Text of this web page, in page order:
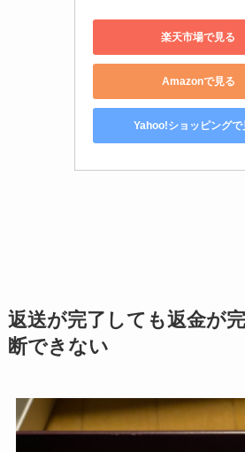
楽天市場で見る
Amazonで見る
Yahoo!ショッピングで
返送が完了しても返金が
断できない